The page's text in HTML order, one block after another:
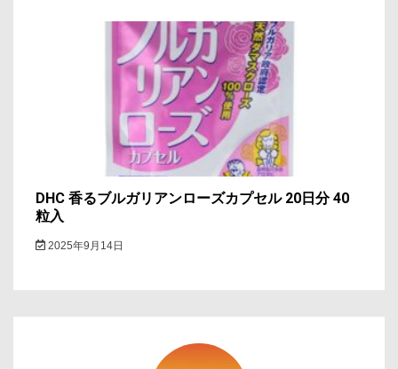
DHC 香るブルガリアンローズカプセル 20日分 40
粒入
2025年9月14日